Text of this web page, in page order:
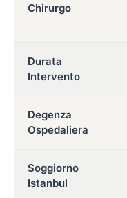
Chirurgo
Durata
Intervento
Degenza
Ospedaliera
Soggiorno
Istanbul